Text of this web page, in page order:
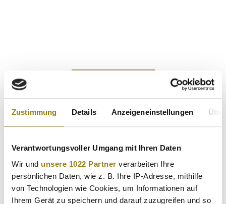
Zustimmung Details Anzeigeneinstellungen
Verantwortungsvoller Umgang mit Ihren Daten
Wir und unsere 1022 Partner verarbeiten Ihre
persönlichen Daten, wie z. B. Ihre IP-Adresse, mithilfe
von Technologien wie Cookies, um Informationen auf
Ihrem Gerät zu speichern und darauf zuzugreifen und so